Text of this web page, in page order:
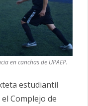
en canchas de UPAEP.
estudiantil
Complejo de